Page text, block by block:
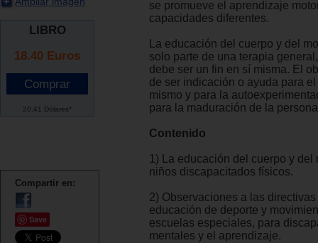
LIBRO
18.40 Euros
20.41 Dólares*
Compartir en:
Save
se promueve el aprendizaje
capacidades diferentes.
La educación del cuerpo y del
solo parte de una terapia
debe ser un fin en sí misma. El
de ser indicación o ayuda para
mismo y para la
para la maduración de la
Contenido
1) La educación del cuerpo y del
niños discapacitados físicos.
2) Observaciones a las
educación de deporte y
escuelas especiales, para
mentales y el aprendizaje.